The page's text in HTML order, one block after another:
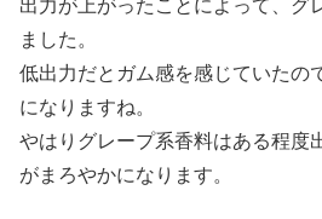
出力が上がったことによって、グ
ました。
低出力だとガム感を感じていたの
になりますね。
やはりグレープ系香料はある程度
がまろやかになります。